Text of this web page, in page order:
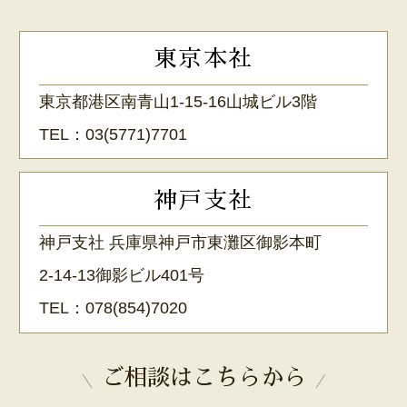
東京本社
東京都港区南青山1-15-16山城ビル3階
TEL：03(5771)7701
神戸支社
神戸支社 兵庫県神戸市東灘区御影本町
2-14-13御影ビル401号
TEL：078(854)7020
ご相談はこちらから